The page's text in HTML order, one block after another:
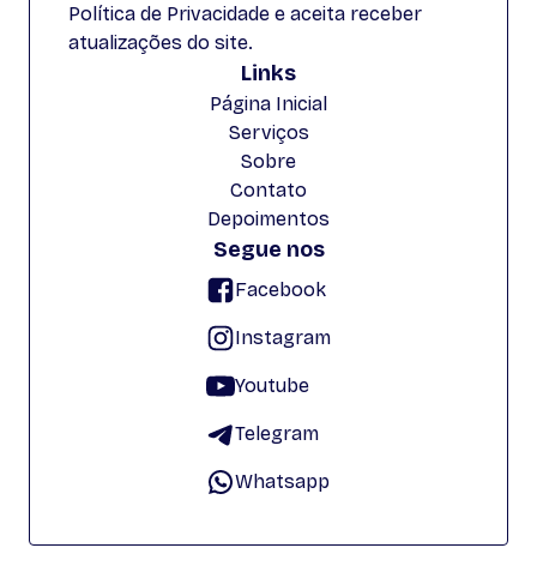
Política de Privacidade e aceita receber
atualizações do site.
Links
Página Inicial
Serviços
Sobre
Contato
Depoimentos
Segue nos
Facebook
Instagram
Youtube
Telegram
Whatsapp